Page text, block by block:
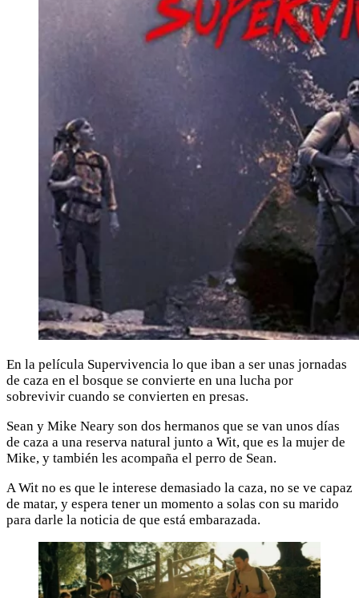
En la película Supervivencia lo que iban a ser unas jornadas
de caza en el bosque se convierte en una lucha por
sobrevivir cuando se convierten en presas.
Sean y Mike Neary son dos hermanos que se van unos días
de caza a una reserva natural junto a Wit, que es la mujer de
Mike, y también les acompaña el perro de Sean.
A Wit no es que le interese demasiado la caza, no se ve capaz
de matar, y espera tener un momento a solas con su marido
para darle la noticia de que está embarazada.